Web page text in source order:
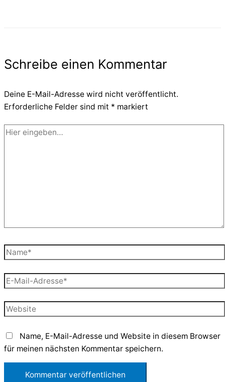
Schreibe einen Kommentar
Deine E-Mail-Adresse wird nicht veröffentlicht.
Erforderliche Felder sind mit * markiert
Hier
Name*
E-
Mail-
Adresse*
Website
Name, E-Mail-Adresse und Website in diesem Browser
für meinen nächsten Kommentar speichern.